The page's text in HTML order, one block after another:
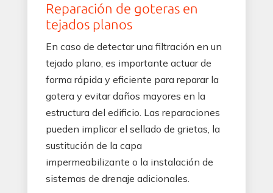
Reparación de goteras en
tejados planos
En caso de detectar una filtración en un
tejado plano, es importante actuar de
forma rápida y eficiente para reparar la
gotera y evitar daños mayores en la
estructura del edificio. Las reparaciones
pueden implicar el sellado de grietas, la
sustitución de la capa
impermeabilizante o la instalación de
sistemas de drenaje adicionales.